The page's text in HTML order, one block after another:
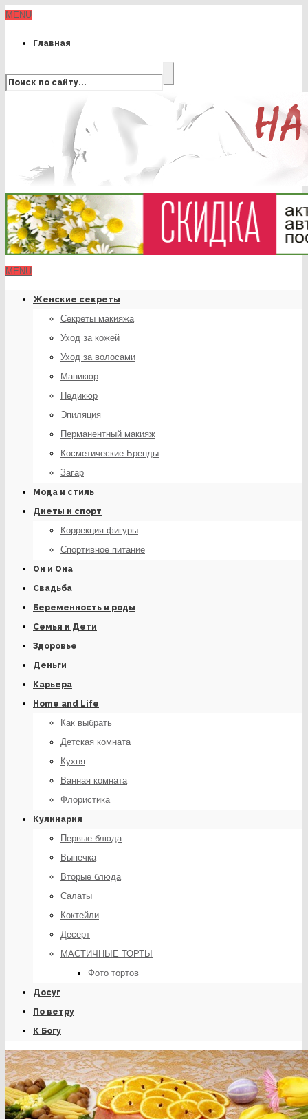
MENU
Главная
MENU
Женские секреты
Секреты макияжа
Уход за кожей
Уход за волосами
Маникюр
Педикюр
Эпиляция
Перманентный макияж
Косметические Бренды
Загар
Мода и стиль
Диеты и спорт
Коррекция фигуры
Спортивное питание
Он и Она
Свадьба
Беременность и роды
Семья и Дети
Здоровье
Деньги
Карьера
Home and Life
Как выбрать
Детская комната
Кухня
Ванная комната
Флористика
Кулинария
Первые блюда
Выпечка
Вторые блюда
Салаты
Коктейли
Десерт
МАСТИЧНЫЕ ТОРТЫ
Фото тортов
Досуг
По ветру
К Богу